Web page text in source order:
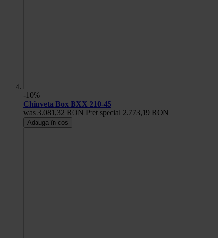
-10%
Chiuveta Box BXX 210-45
was 3.081,32 RON Pret special 2.773,19 RON
Adauga în cos